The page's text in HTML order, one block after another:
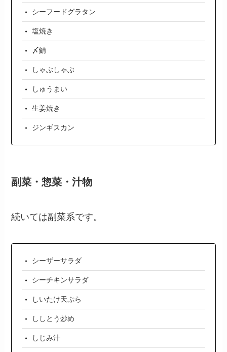
シーフードグラタン
塩焼き
〆鯖
しゃぶしゃぶ
しゅうまい
生姜焼き
ジンギスカン
副菜・惣菜・汁物
続いては副菜系です。
シーザーサラダ
シーチキンサラダ
しいたけ天ぷら
ししとう炒め
しじみ汁